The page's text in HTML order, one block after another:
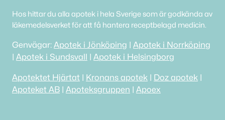
Hos hittar du alla apotek i hela Sverige som är godkända av
läkemedelsverket för att få hantera receptbelagd medicin.
Genvägar: Apotek i Jönköping | Apotek i Norrköping
| Apotek i Sundsvall | Apotek i Helsingborg
Apotektet Hjärtat | Kronans apotek | Doz apotek |
Apoteket AB | Apoteksgruppen | Apoex